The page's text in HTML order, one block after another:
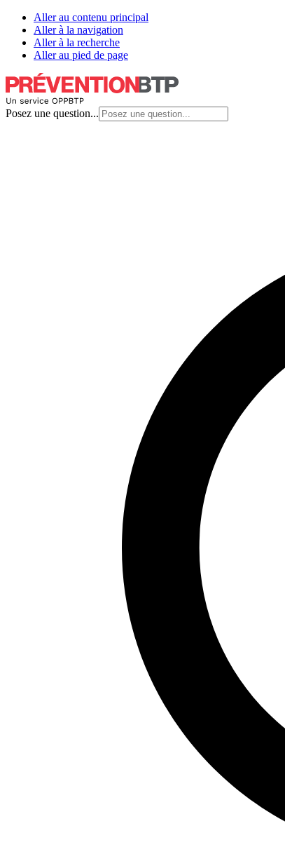
Aller au contenu principal
Aller à la navigation
Aller à la recherche
Aller au pied de page
Posez une question...